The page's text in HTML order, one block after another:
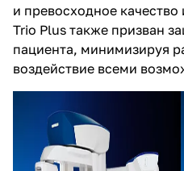
и превосходное
Trio Plus также призван
пациента, минимизируя
воздействие всеми